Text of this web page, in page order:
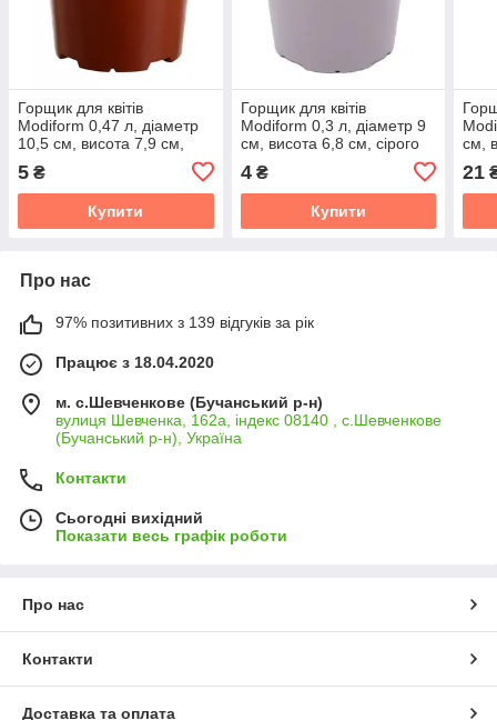
Горщик для квітів
Мodiform 0,47 л, діаметр
10,5 см, висота 7,9 см,
(круглий)
5 ₴
Купити
Горщик для квітів
Мodiform 0,3 л, діаметр 9
см, висота 6,8 см, сірого
4₴
Купити
см,
21
Про нас
97% позитивних з 139 відгуків за рік
Працює з 18.04.2020
м. с.Шевченкове (Бучанський р-н)
вулиця Шевченка, 162а, індекс 08140 , с.Шевченкове
(Бучанський р-н), Україна
Контакти
Сьогодні вихідний
Показати весь графік роботи
Про нас
Контакти
Доставка та оплата